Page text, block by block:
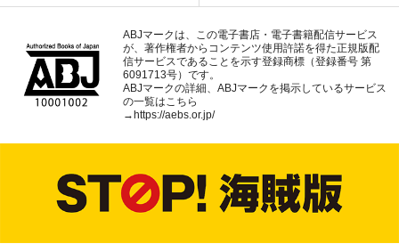
ABJマークは、この電子書店・電子書籍配信サービス
が、著作権者からコンテンツ使用許諾を得た正規版配
信サービスであることを示す登録商標（登録番号 第
6091713号）です。
ABJマークの詳細、ABJマークを掲示しているサービス
の一覧はこちら
→https://aebs.or.jp/